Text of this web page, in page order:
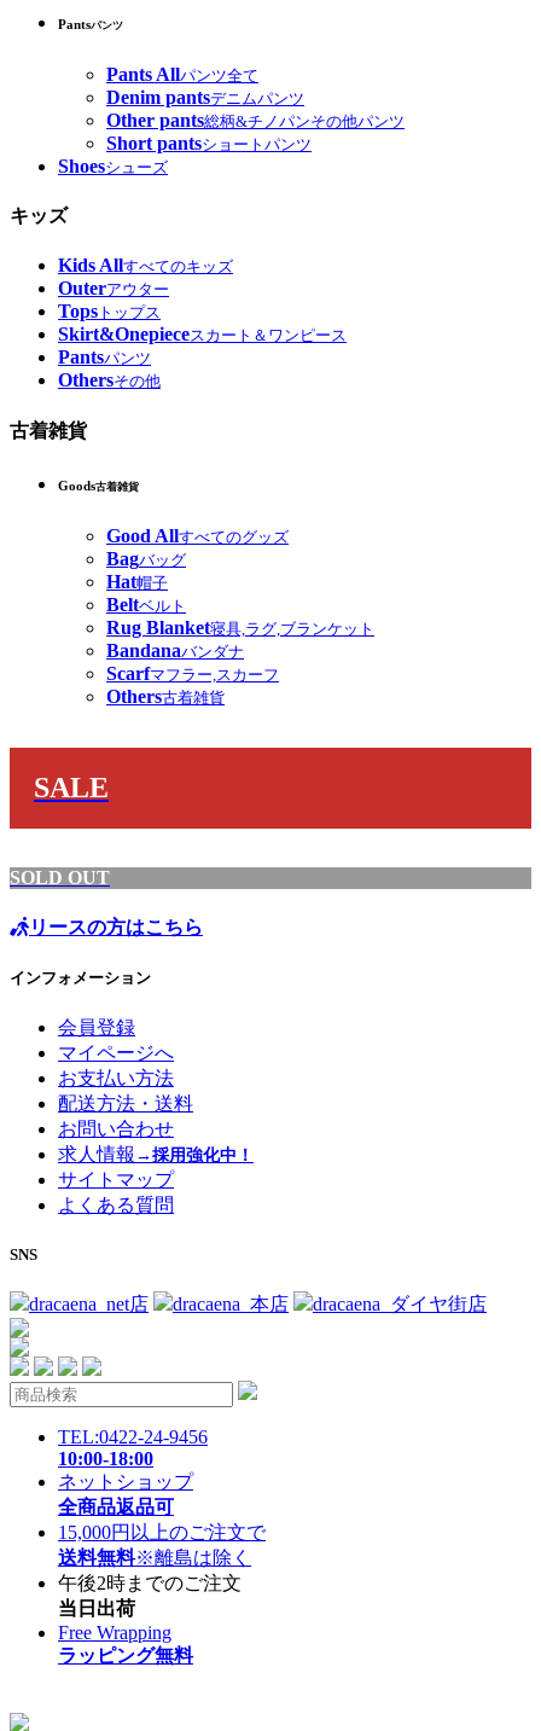
Pantsパンツ
Pants Allパンツ全て
Denim pantsデニムパンツ
Other pants総柄&チノパンその他パンツ
Short pantsショートパンツ
Shoesシューズ
キッズ
Kids Allすべてのキッズ
Outerアウター
Tops トップス
Skirt&Onepieceスカート＆ワンピース
Pantsパンツ
Othersその他
古着雑貨
Goods古着雑貨
Good Allすべてのグッズ
Bagバッグ
Hat帽子
Beltベルト
Rug Blanket寝具,ラグ,ブランケット
Bandanaバンダナ
Scarfマフラー,スカーフ
Others古着雑貨
SALE
SOLD OUT
リースの方はこちら
インフォメーション
会員登録
マイページへ
お支払い方法
配送方法・送料
お問い合わせ
求人情報 →採用強化中！
サイトマップ
よくある質問
SNS
dracaena_net店 dracaena_本店 dracaena_ダイヤ街店
TEL:0422-24-9456
10:00-18:00
ネットショップ
全商品返品可
15,000円以上のご注文で
送料無料※離島は除く
午後2時までのご注文
当日出荷
Free Wrapping
ラッピング無料